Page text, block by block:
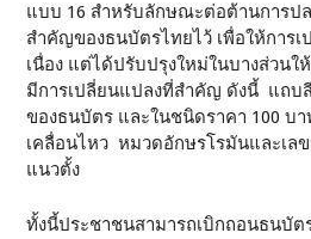
แบบ 16 สำหรับลักษณะต่อต้านการป
สำคัญของธนบัตรไทยไว้ เพื่อให้การ
เนื่อง แต่ได้ปรับปรุงใหม่ในบางส่วน
มีการเปลี่ยนแปลงที่สำคัญ ดังนี้ แถบ
ของธนบัตร และในชนิดราคา 100 บ
เคลื่อนไหว หมวดอักษรโรมันและเล
แนวตั้ง
ทั้งนี้ประชาชนสามารถเบิกถอนธนบั